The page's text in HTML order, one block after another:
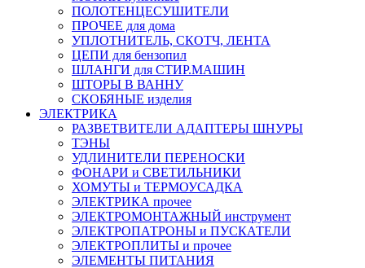
ПОЛОТЕНЦЕСУШИТЕЛИ
ПРОЧЕЕ для дома
УПЛОТНИТЕЛЬ, СКОТЧ, ЛЕНТА
ЦЕПИ для бензопил
ШЛАНГИ для СТИР.МАШИН
ШТОРЫ В ВАННУ
СКОБЯНЫЕ изделия
ЭЛЕКТРИКА
РАЗВЕТВИТЕЛИ АДАПТЕРЫ ШНУРЫ
ТЭНЫ
УДЛИНИТЕЛИ ПЕРЕНОСКИ
ФОНАРИ и СВЕТИЛЬНИКИ
ХОМУТЫ и ТЕРМОУСАДКА
ЭЛЕКТРИКА прочее
ЭЛЕКТРОМОНТАЖНЫЙ инструмент
ЭЛЕКТРОПАТРОНЫ и ПУСКАТЕЛИ
ЭЛЕКТРОПЛИТЫ и прочее
ЭЛЕМЕНТЫ ПИТАНИЯ